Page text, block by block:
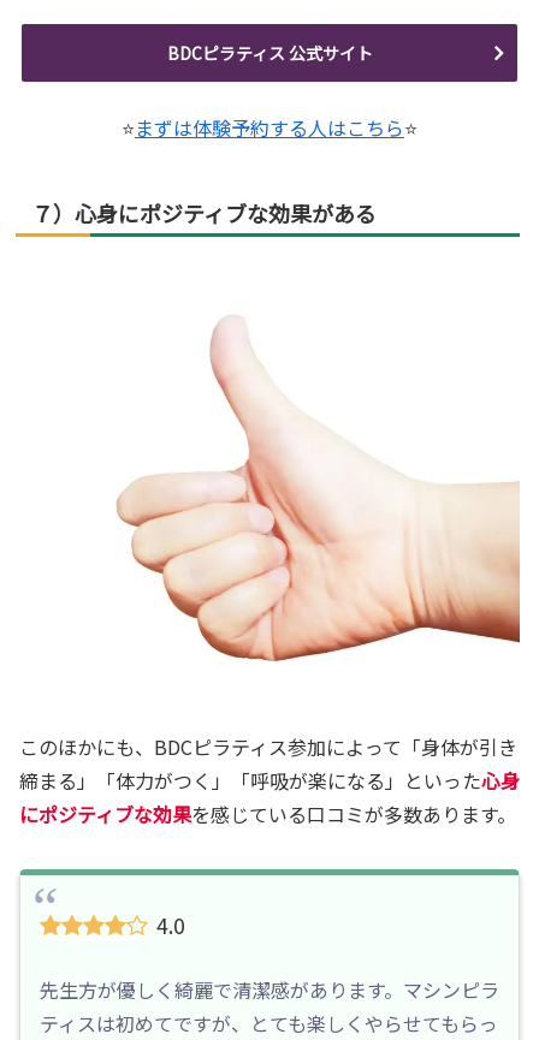
BDCピラティス 公式サイト
⭐まずは体験予約する人はこちら⭐
７）心身にポジティブな効果がある
このほかにも、BDCピラティス参加によって「身体が引き
締まる」「体力がつく」「呼吸が楽になる」といった心身
にポジティブな効果を感じている口コミが多数あります。
4.0
先生方が優しく綺麗で清潔感があります。マシンピラ
ティスは初めてですが、とても楽しくやらせてもらっ